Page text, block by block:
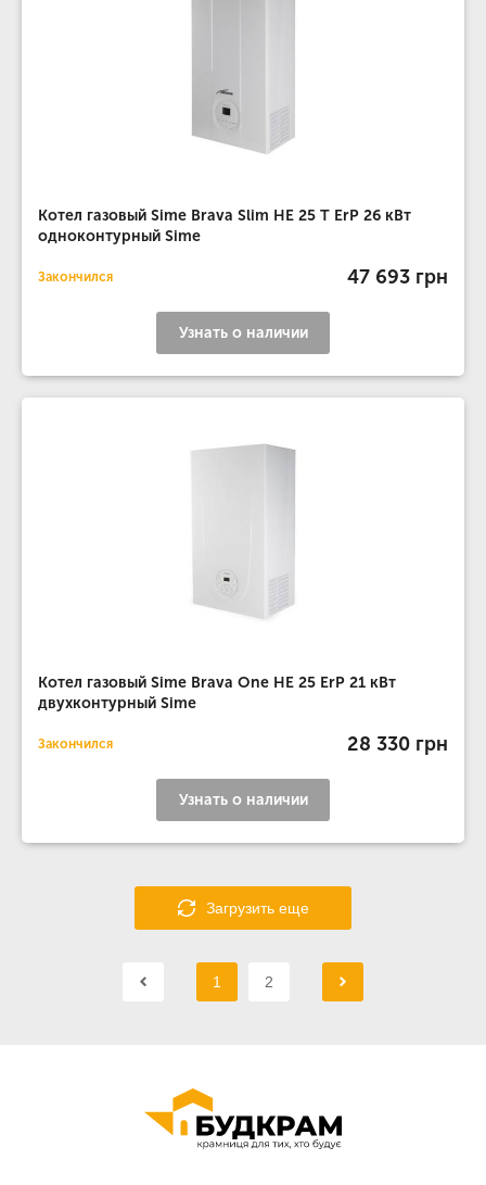
Котел газовый Sime Brava Slim HE 25 T ErP 26 кВт
одноконтурный Sime
Закончился 47 693 грн
Узнать о наличии
Котел газовый Sime Brava One HE 25 ErP 21 кВт
двухконтурный Sime
Закончился 28 330 грн
Узнать о наличии
Загрузить еще
1 2